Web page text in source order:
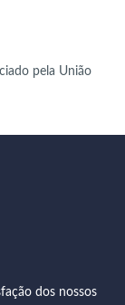
dos nossos